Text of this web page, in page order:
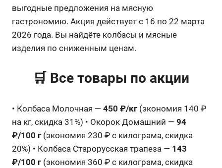
выгодные предложения на мясную
гастрономию. Акция действует с 16 по 22 марта
2026 года. Вы найдёте колбасы и мясные
изделия по сниженным ценам.
🛒 Все товары по акции
• Колбаса Молочная — 450 ₽/кг (экономия 140 ₽
на кг, скидка 31%) • Окорок Домашний — 94
₽/100 г (экономия 230 ₽ с килограма, скидка
20%) • Колбаса Старорусская трапеза — 143
₽/100 г (экономия 360 ₽ с килограма, скидка